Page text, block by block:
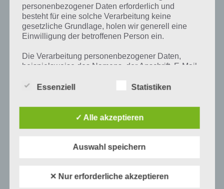
Tricks[/caption] Es ist soweit. Microsoft hat damit
begonnen damit Windows 10 Mobile für Windows
Phones auszurollen. Das bietet…
personenbezogener Daten erforderlich und
besteht für eine solche Verarbeitung keine
gesetzliche Grundlage, holen wir generell eine
Einwilligung der betroffenen Person ein.
Die Verarbeitung personenbezogener Daten,
beispielsweise des Namens, der Anschrift, E-Mail-
Person, erfolgt stets im Einklang mit der
Übereinstimmung mit den für uns geltenden
landesspezifischen Datenschutzbestimmungen.
und Zweck der von uns erhobenen, genutzten und
mittels dieser Datenschutzerklärung über die ihnen
Essenziell Statistiken
✓ Alle akzeptieren
Auswahl speichern
✕ Nur erforderliche akzeptieren